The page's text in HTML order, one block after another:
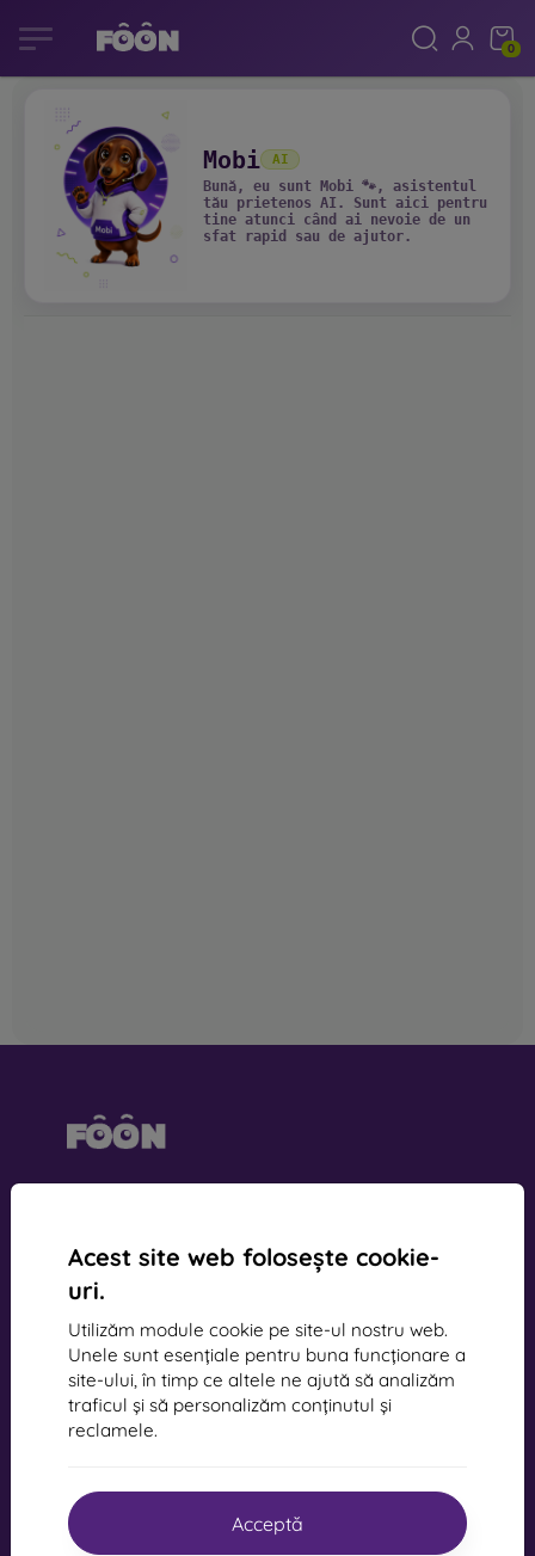
Acest site web folosește cookie-
uri.
Utilizăm module cookie pe site-ul nostru web.
Unele sunt esențiale pentru buna funcționare a
site-ului, în timp ce altele ne ajută să analizăm
traficul și să personalizăm conținutul și
reclamele.
Acceptă
0
Mobi AI
Bună, eu sunt Mobi 🐾, asistentul
tău prietenos AI. Sunt aici pentru
tine atunci când ai nevoie de un
sfat rapid sau de ajutor.
Număr de TVA:SK2022734318
Contact
info@mobilonline.sk
Scrie-ne
8:00 - 15:00
Sâmbătă și duminică: